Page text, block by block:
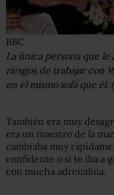
BBC
La única persona que
riesgos de trabajar con
en el mismo sofá que él.
También era muy
era un maestro de la
cambiaba muy
confidente o si te iba a
con mucha adrenalina.